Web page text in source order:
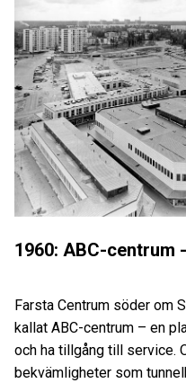
1960: ABC-
Farsta Centrum söder om
kallat ABC-centrum – en
och ha tillgång till service.
bekvämligheter som